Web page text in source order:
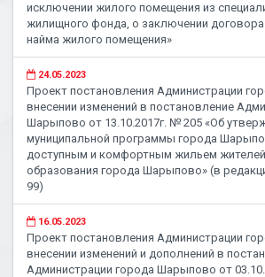
исключении жилого помещения из
жилищного фонда, о заключении договора
найма жилого помещения»
24.05.2023
Проект постановления Администрации
внесении изменений в постановление
Шарыпово от 13.10.2017г. № 205 «Об
муниципальной программы города
доступным и комфортным жильем жителей
образования города Шарыпово» (в
99)
16.05.2023
Проект постановления Администрации
внесении изменений и дополнений в
Администрации города Шарыпово от